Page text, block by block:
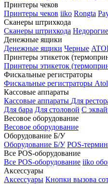
Принтеры чеков
Принтеры чеков iiko Rongta
Сканеры штрихкода
Сканеры штрихкода Недорогие
Денежные ящики
Денежные ящики Черные
Принтеры этикеток
Принтеры этикеток
Фискальные регистраторы
Фискальные регистраторы Atol
Кассовые аппараты
Кассовые аппараты Для
Для бара Для столовой С
Весовое оборудование
Весовое оборудование
Оборудование Б/У
Оборудование Б/У POS-
Все POS-оборудование
Все POS-оборудование iiko
Аксессуары
Аксессуары Кнопки вызова